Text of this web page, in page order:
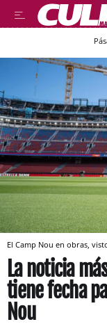
El Camp Nou en obras,
La noticia
tiene fecha
Nou